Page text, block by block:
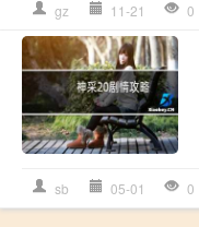
gz 11-21 0
sb 05-01 0